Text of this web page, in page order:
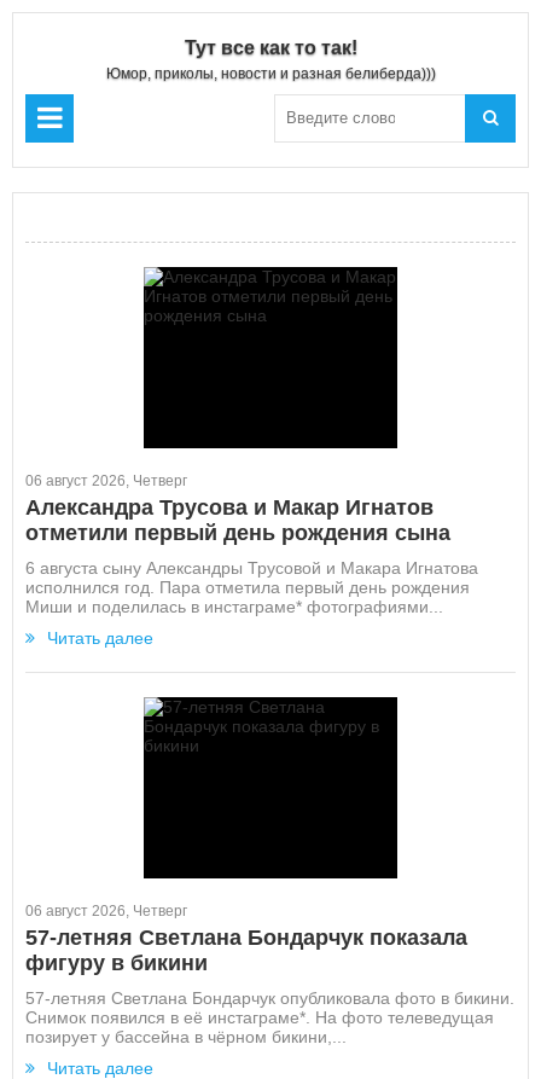
Тут все как то так!
Юмор, приколы, новости и разная белиберда)))
06 август 2026, Четверг
Александра Трусова и Макар Игнатов
отметили первый день рождения сына
6 августа сыну Александры Трусовой и Макара Игнатова
исполнился год. Пара отметила первый день рождения
Миши и поделилась в инстаграме* фотографиями...
Читать далее
06 август 2026, Четверг
57-летняя Светлана Бондарчук показала
фигуру в бикини
57-летняя Светлана Бондарчук опубликовала фото в бикини.
Снимок появился в её инстаграме*. На фото телеведущая
позирует у бассейна в чёрном бикини,...
Читать далее